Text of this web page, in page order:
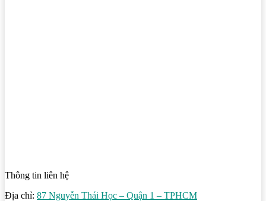
Thông tin liên hệ
Địa chỉ: 87 Nguyễn Thái Học – Quận 1 – TPHCM